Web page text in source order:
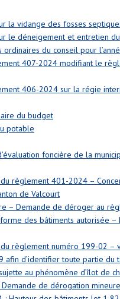
la vidange des fosses
le déneigement et entretien
du conseil pour
407-2024 modifiant le
406-2024 sur la régie
du budget
potable
foncière de la
règlement 401-2024 –
de Valcourt
– Demande de déroger au
des bâtiments autorisée –
règlement numéro 199-02 –
afin d’identifier toute partie du
au phénomène d’îlot de
de dérogation